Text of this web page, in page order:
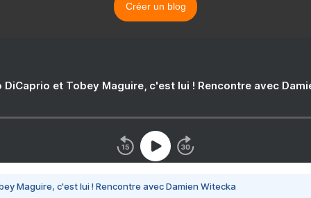
Créer un blog
DiCaprio et Tobey Maguire, c'est lui ! Rencontre avec
Maguire, c'est lui ! Rencontre avec Damien Witecka